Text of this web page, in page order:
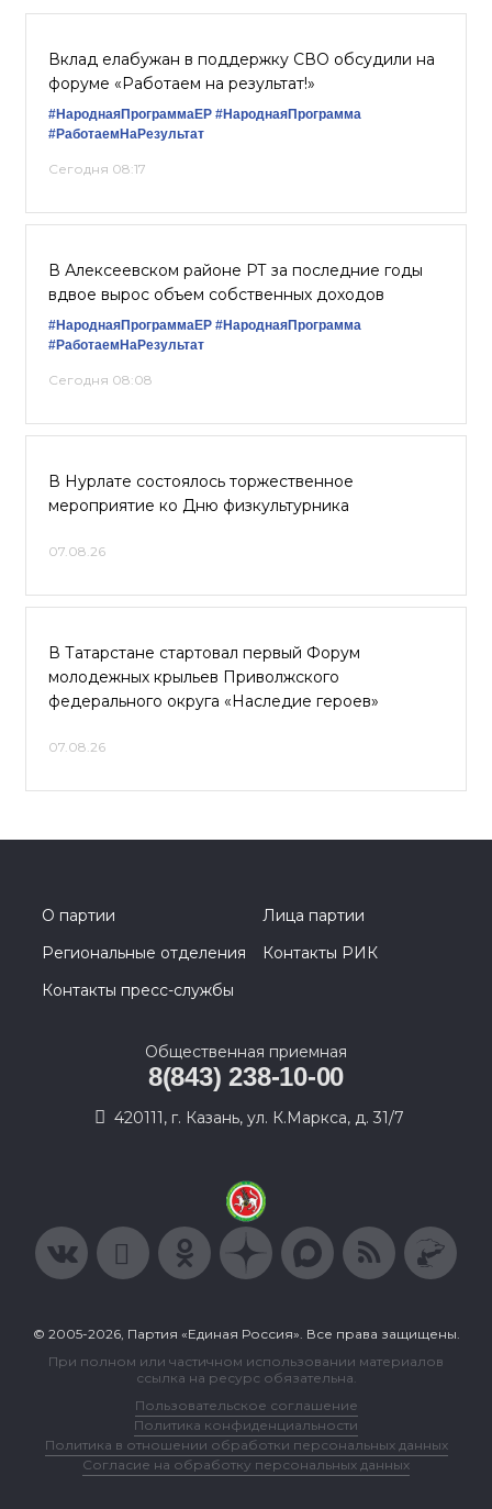
Вклад елабужан в поддержку СВО обсудили на
форуме «Работаем на результат!»
#НароднаяПрограммаЕР #НароднаяПрограмма
#РаботаемНаРезультат
Сегодня 08:17
В Алексеевском районе РТ за последние годы
вдвое вырос объем собственных доходов
#НароднаяПрограммаЕР #НароднаяПрограмма
#РаботаемНаРезультат
Сегодня 08:08
В Нурлате состоялось торжественное
мероприятие ко Дню физкультурника
07.08.26
В Татарстане стартовал первый Форум
молодежных крыльев Приволжского
федерального округа «Наследие героев»
07.08.26
О партии
Лица партии
Региональные отделения
Контакты РИК
Контакты пресс-службы
Общественная приемная
8(843) 238-10-00
420111, г. Казань, ул. К.Маркса, д. 31/7
© 2005-2026, Партия «Единая Россия». Все права защищены.
При полном или частичном использовании материалов
ссылка на ресурс обязательна.
Пользовательское соглашение
Политика конфиденциальности
Политика в отношении обработки персональных данных
Согласие на обработку персональных данных